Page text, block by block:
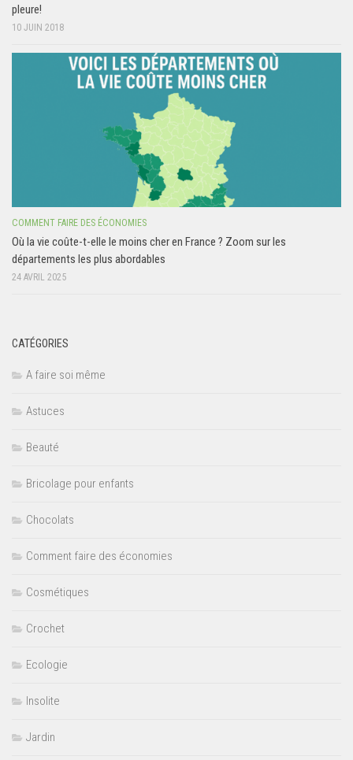
pleure!
10 JUIN 2018
COMMENT FAIRE DES ÉCONOMIES
Où la vie coûte-t-elle le moins cher en France ? Zoom sur les
départements les plus abordables
24 AVRIL 2025
CATÉGORIES
A faire soi même
Astuces
Beauté
Bricolage pour enfants
Chocolats
Comment faire des économies
Cosmétiques
Crochet
Ecologie
Insolite
Jardin